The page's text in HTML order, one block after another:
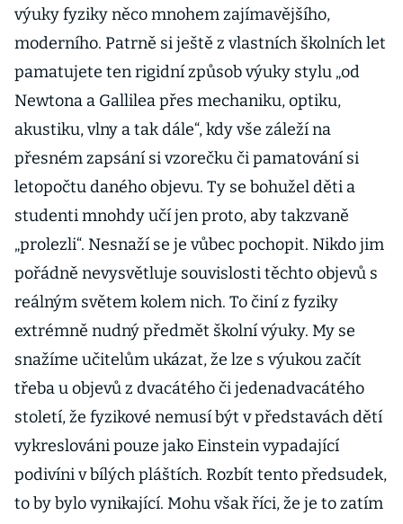
výuky fyziky něco mnohem zajímavějšího,
moderního. Patrně si ještě z vlastních školních let
pamatujete ten rigidní způsob výuky stylu „od
Newtona a Gallilea přes mechaniku, optiku,
akustiku, vlny a tak dále“, kdy vše záleží na
přesném zapsání si vzorečku či pamatování si
letopočtu daného objevu. Ty se bohužel děti a
studenti mnohdy učí jen proto, aby takzvaně
„prolezli“. Nesnaží se je vůbec pochopit. Nikdo jim
pořádně nevysvětluje souvislosti těchto objevů s
reálným světem kolem nich. To činí z fyziky
extrémně nudný předmět školní výuky. My se
snažíme učitelům ukázat, že lze s výukou začít
třeba u objevů z dvacátého či jedenadvacátého
století, že fyzikové nemusí být v představách dětí
vykreslováni pouze jako Einstein vypadající
podivíni v bílých pláštích. Rozbít tento předsudek,
to by bylo vynikající. Mohu však říci, že je to zatím